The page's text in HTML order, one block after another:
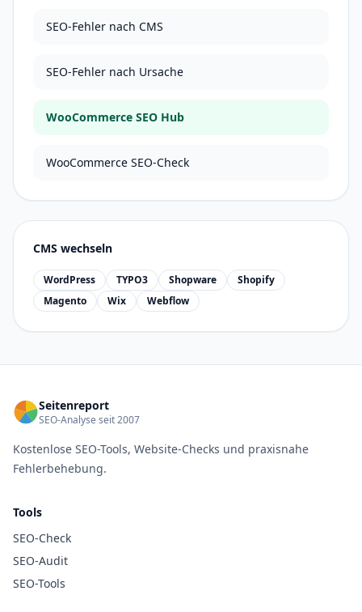
SEO-Fehler nach CMS
SEO-Fehler nach Ursache
WooCommerce SEO Hub
WooCommerce SEO-Check
CMS wechseln
WordPress TYPO3 Shopware
Shopify
Magento
Wix Webflow
Seitenreport
SEO-Analyse seit 2007
Kostenlose SEO-Tools, Website-Checks und praxisnahe
Fehlerbehebung.
Tools
SEO-Check
SEO-Audit
SEO-Tools